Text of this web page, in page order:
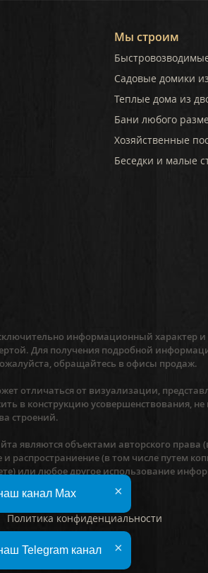
Мы строим
Садовые домики
Теплые дома из
Бани любого
Хозяйственные
Беседки и малые
информационный характер и
Для получения подробной
обращайтесь в офисы продаж.
отличаться от визуализации,
в конструкцию усовершенствования,
строений.
являются объектами авторского права
распространиение (в том числе путем
или любое другое использование
правообладателя.
Политика конфиденциальности
×
Telegram канал
×
канал Max